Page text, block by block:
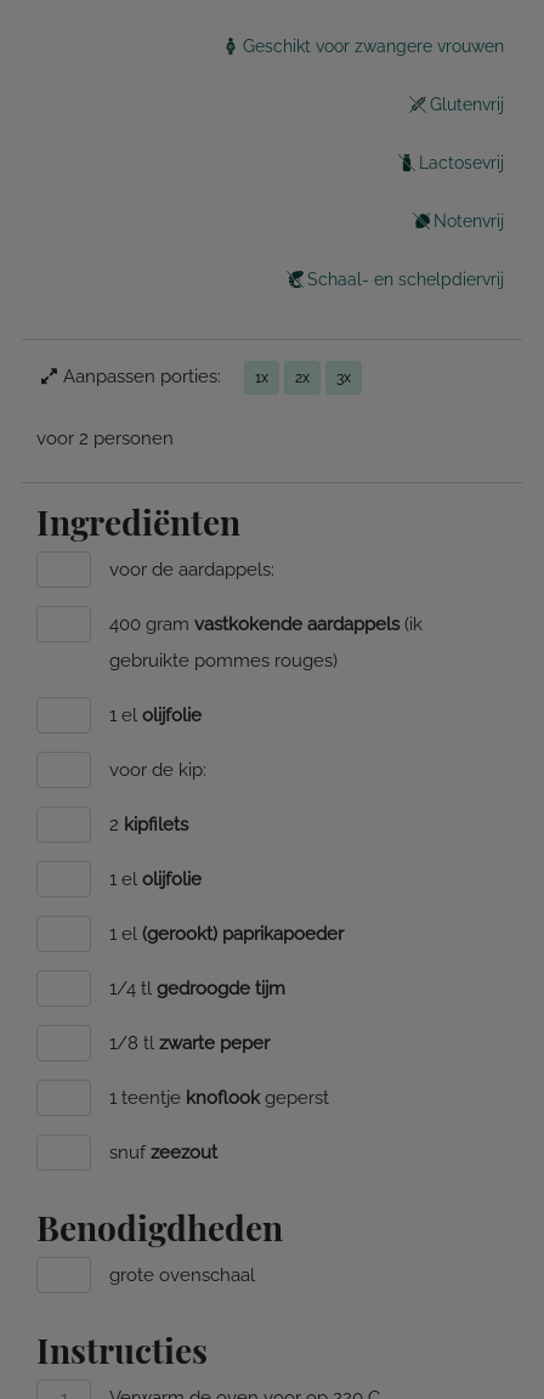
Geschikt voor zwangere vrouwen
Glutenvrij
Lactosevrij
Notenvrij
Schaal- en schelpdiervrij
Aanpassen porties: 1x 2x 3x
voor 2 personen
Ingrediënten
voor de aardappels:
400 gram vastkokende aardappels(ik
gebruikte pommes rouges)
1 el olijfolie
voor de kip:
2 kipfilets
1 el olijfolie
1 el (gerookt) paprikapoeder
1/4 tl gedroogde tijm
1/8 tl zwarte peper
1 teentje knoflookgeperst
snuf zeezout
Benodigdheden
grote ovenschaal
Instructies